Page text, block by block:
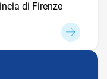
di Firenze